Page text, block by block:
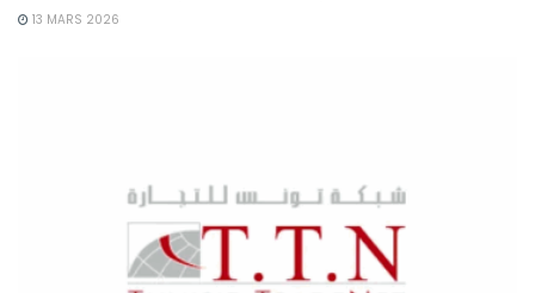
13 MARS 2026